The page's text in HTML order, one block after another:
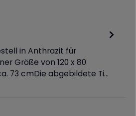
in Anthrazit für
Größe von 120 x 80
73 cmDie abgebildete Ti…